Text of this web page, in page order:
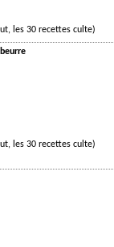
les 30 recettes culte)
les 30 recettes culte)